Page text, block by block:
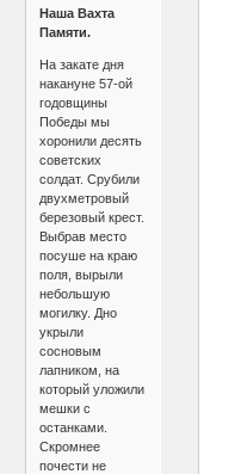
Наша Вахта
Памяти.
На закате дня
накануне 57-ой
годовщины
Победы мы
хоронили десять
советских
солдат. Срубили
двухметровый
березовый крест.
Выбрав место
посуше на краю
поля, вырыли
небольшую
могилку. Дно
укрыли
сосновым
лапником, на
который уложили
мешки с
останками.
Скромнее
почести не